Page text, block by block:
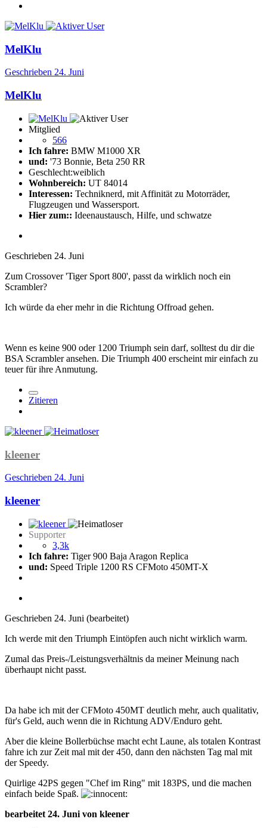
MelKlu
Geschrieben 24. Juni
MelKlu
Mitglied
566
Ich fahre: BMW M1000 XR
und: '73 Bonnie, Beta 250 RR
Geschlecht:weiblich
Wohnbereich: UT 84014
Interessen: Techniknerd, mit Affinität zu Motorräder,
Flugzeugen und Wassersport.
Hier zum:: Ideenaustausch, Hilfe, und schwatze
Geschrieben 24. Juni
Zum Crossover 'Tiger Sport 800', passt da wirklich noch ein
Scrambler?
Ich würde da eher mehr in die Richtung Offroad gehen.
Wenn es keine 900 oder 1200 Triumph sein darf, solltest du dir die
BSA Scrambler ansehen. Die Triumph 400 erscheint mir einfach zu
teuer für ihre Anmutung.
Zitieren
kleener
Geschrieben 24. Juni
kleener
Supporter
3,3k
Ich fahre: Tiger 900 Baja Aragon Replica
und: Speed Triple 1200 RS CFMoto 450MT-X
Geschrieben 24. Juni (bearbeitet)
Ich werde mit den Triumph Eintöpfen auch nicht wirklich warm.
Zumal das Preis-/Leistungsverhältnis da meiner Meinung nach
überhaupt nicht passt.
Da habe ich mit der CFMoto 450MT deutlich mehr, auch qualitativ,
für's Geld, auch wenn die in Richtung ADV/Enduro geht.
Aber die kleine Bollerbüchse macht echt Laune, als totalen Kontrast
fahre ich zur Zeit mal mit der 450, dann den nächsten Tag mal mit
der Speedy.
Quirlige 42PS gegen "Chef im Ring" mit 183PS, und die machen
einfach beide Spaß.
bearbeitet 24. Juni von kleener